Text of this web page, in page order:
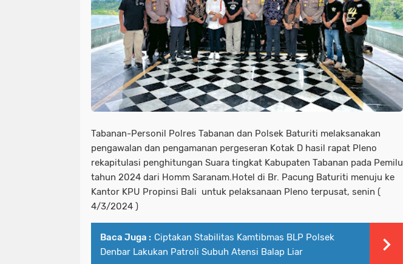
Tabanan-Personil Polres Tabanan dan Polsek Baturiti melaksanakan
pengawalan dan pengamanan pergeseran Kotak D hasil rapat Pleno
rekapitulasi penghitungan Suara tingkat Kabupaten Tabanan pada Pemilu
tahun 2024 dari Homm Saranam.Hotel di Br. Pacung Baturiti menuju ke
Kantor KPU Propinsi Bali untuk pelaksanaan Pleno terpusat, senin (
4/3/2024 )
Baca Juga : Ciptakan Stabilitas Kamtibmas BLP Polsek
Denbar Lakukan Patroli Subuh Atensi Balap Liar